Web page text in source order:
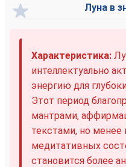
Луна в
Характеристика:
интеллектуально
энергию для
Этот период
мантрами,
текстами, но менее
медитативных
становится более